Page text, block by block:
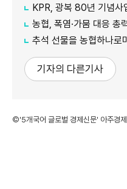
KPR, 광복 80년 기념사
농협, 폭염·가뭄 대응 총력...
추석 선물을 농협하나로마
기자의 다른기사
©'5개국어 글로벌 경제신문' 아주경제